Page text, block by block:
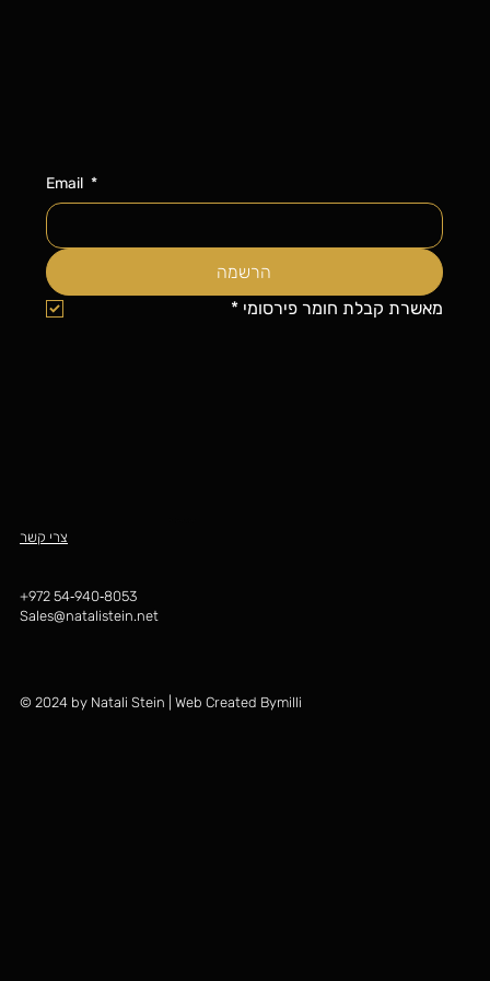
צרי קשר
‪+972 54‑940‑8053‬
Sales@natalistein.net
© 2024 by Natali Stein | Web Created Bymilli
Email *
הרשמה
מאשרת קבלת חומר פירסומי *